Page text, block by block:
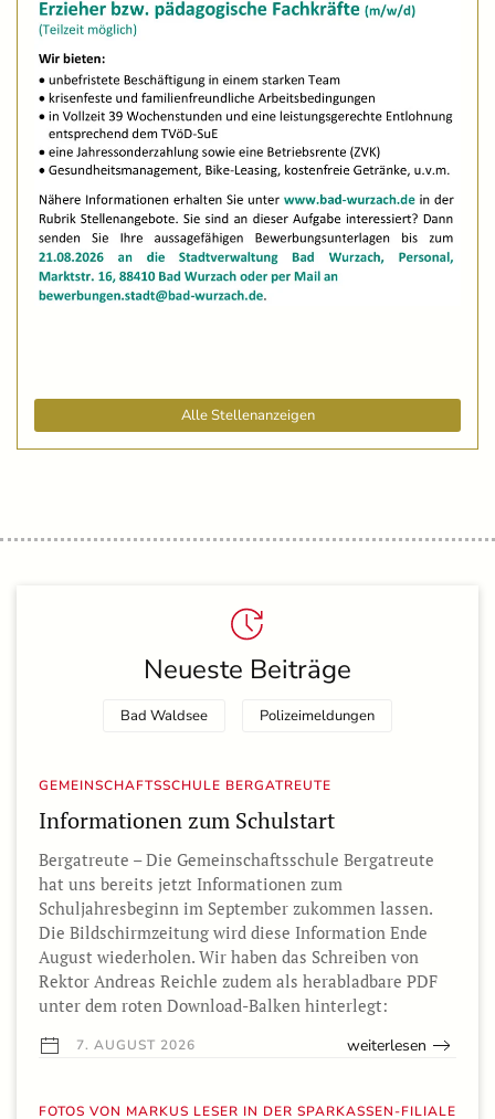
Alle Stellenanzeigen
Neueste Beiträge
Bad Waldsee Polizeimeldungen
GEMEINSCHAFTSSCHULE BERGATREUTE
Informationen zum Schulstart
Bergatreute – Die Gemeinschaftsschule Bergatreute
hat uns bereits jetzt Informationen zum
Schuljahresbeginn im September zukommen lassen.
Die Bildschirmzeitung wird diese Information Ende
August wiederholen. Wir haben das Schreiben von
Rektor Andreas Reichle zudem als herabladbare PDF
unter dem roten Download-Balken hinterlegt:
7. AUGUST 2026 weiterlesen
FOTOS VON MARKUS LESER IN DER SPARKASSEN-FILIALE